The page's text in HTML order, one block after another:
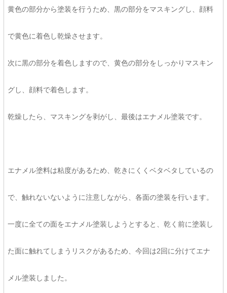
黄色の部分から塗装を行うため、黒の部分をマスキングし、顔料
で黄色に着色し乾燥させます。
次に黒の部分を着色しますので、黄色の部分をしっかりマスキン
グし、顔料で着色します。
乾燥したら、マスキングを剥がし、最後はエナメル塗装です。
エナメル塗料は粘度があるため、乾きにくくベタベタしているの
で、触れないないように注意しながら、各面の塗装を行います。
一度に全ての面をエナメル塗装しようとすると、乾く前に塗装し
た面に触れてしまうリスクがあるため、今回は2回に分けてエナ
メル塗装しました。